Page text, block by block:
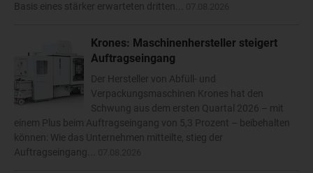
Basis eines stärker erwarteten dritten...
Krones: Maschinenhersteller steigert
Auftragseingang
Der Hersteller von Abfüll- und
Verpackungsmaschinen Krones hat den
Schwung aus dem ersten Quartal 2026 – mit
einem Plus beim Auftragseingang von 5,3 Prozent – beibehalten
können: Wie das Unternehmen mitteilte, stieg der
Auftragseingang...